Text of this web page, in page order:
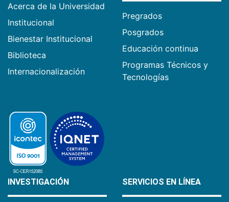
Acerca de la Universidad
Institucional
Bienestar Institucional
Biblioteca
Internacionalización
Pregrados
Posgrados
Educación continua
Programas Técnicos y
Tecnologías
INVESTIGACIÓN SERVICIOS EN LÍNEA